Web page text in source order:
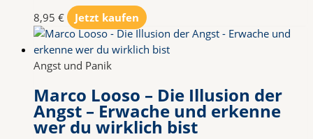
8,95 € Jetzt kaufen
Angst und Panik
Marco Looso – Die Illusion der
Angst – Erwache und erkenne
wer du wirklich bist